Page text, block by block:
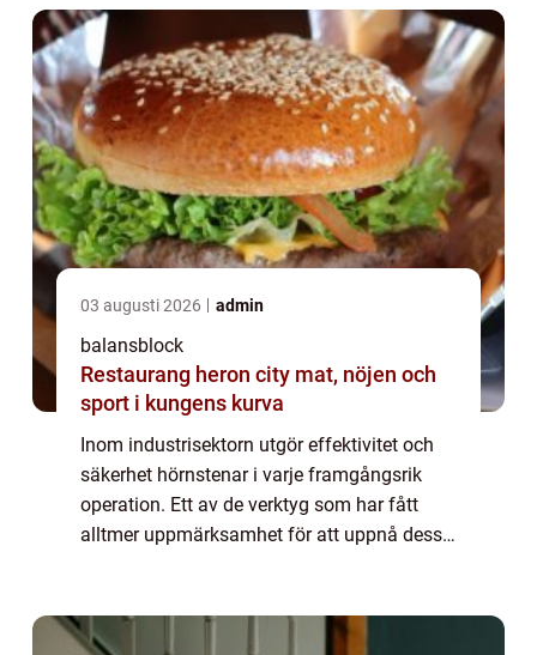
03 augusti 2026 admin
balansblock
Restaurang heron city mat, nöjen och
sport i kungens kurva
Inom industrisektorn utgör effektivitet och
säkerhet hörnstenar i varje framgångsrik
operation. Ett av de verktyg som har fått
alltmer uppmärksamhet för att uppnå dessa